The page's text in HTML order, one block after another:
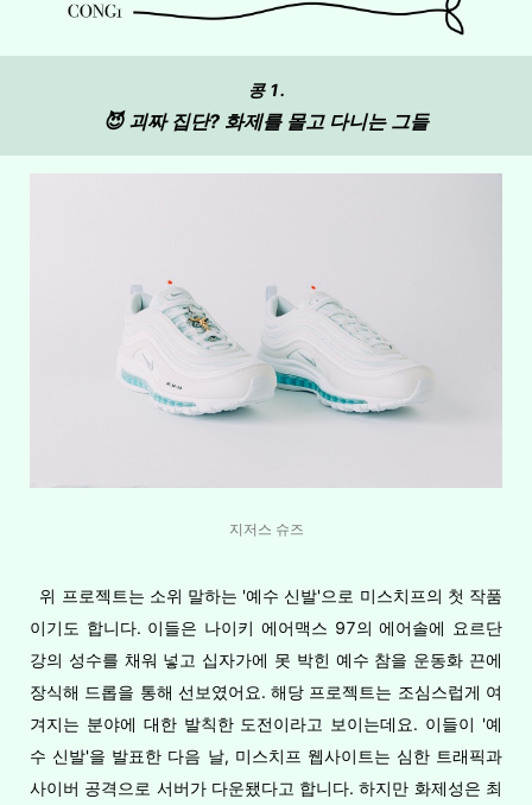
콩 1.
😈 괴짜 집단? 화제를 몰고 다니는 그들
지저스 슈즈
위 프로젝트는 소위 말하는 '예수 신발'으로 미스치프의 첫 작품
이기도 합니다. 이들은 나이키 에어맥스 97의 에어솔에 요르단
강의 성수를 채워 넣고 십자가에 못 박힌 예수 참을 운동화 끈에
장식해 드롭을 통해 선보였어요. 해당 프로젝트는 조심스럽게 여
겨지는 분야에 대한 발칙한 도전이라고 보이는데요. 이들이 '예
수 신발'을 발표한 다음 날, 미스치프 웹사이트는 심한 트래픽과
사이버 공격으로 서버가 다운됐다고 합니다. 하지만 화제성은 최